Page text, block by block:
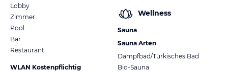
Lobby
Zimmer
Pool
Bar
Restaurant
WLAN Kostenpflichtig
Wellness
Sauna
Sauna Arten
Dampfbad/Türkisches Bad
Bio-Sauna